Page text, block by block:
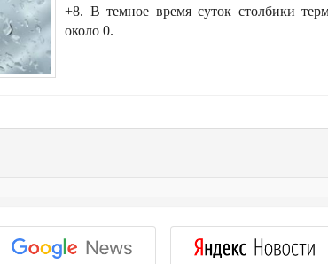
+8. В темное время суток столбики
около 0.